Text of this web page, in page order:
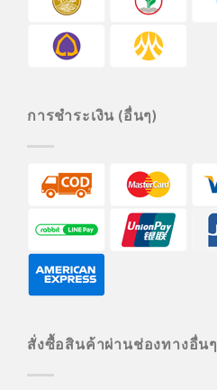
การชำระเงิน (อื่นๆ)
สั่งซื้อสินค้าผ่านช่องทางอื่นๆ